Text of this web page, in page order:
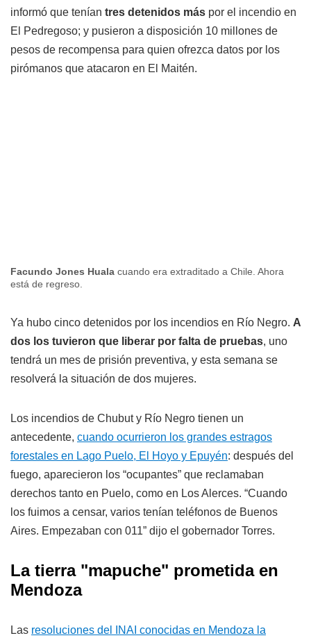
informó que tenían tres detenidos más por el incendio en
El Pedregoso; y pusieron a disposición 10 millones de
pesos de recompensa para quien ofrezca datos por los
pirómanos que atacaron en El Maitén.
Facundo Jones Huala cuando era extraditado a Chile. Ahora
está de regreso.
Ya hubo cinco detenidos por los incendios en Río Negro. A
dos los tuvieron que liberar por falta de pruebas, uno
tendrá un mes de prisión preventiva, y esta semana se
resolverá la situación de dos mujeres.
Los incendios de Chubut y Río Negro tienen un
antecedente, cuando ocurrieron los grandes estragos
forestales en Lago Puelo, El Hoyo y Epuyén: después del
fuego, aparecieron los “ocupantes” que reclamaban
derechos tanto en Puelo, como en Los Alerces. “Cuando
los fuimos a censar, varios tenían teléfonos de Buenos
Aires. Empezaban con 011” dijo el gobernador Torres.
La tierra "mapuche" prometida en
Mendoza
Las resoluciones del INAI conocidas en Mendoza la